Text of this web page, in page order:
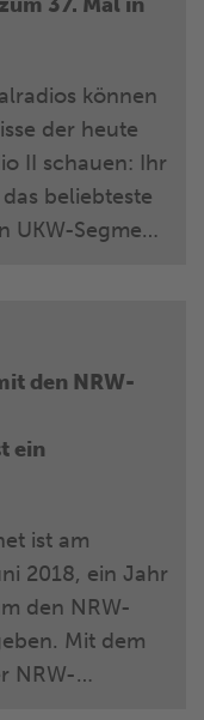
27. August.
und ihrkönnen
II schauen: Ihr
beliebteste
Hörern in der
(6.00
und der
Folge an die
den NRW-
ein
ist am
2018, ein Jahr
den NRW-
Mit dem